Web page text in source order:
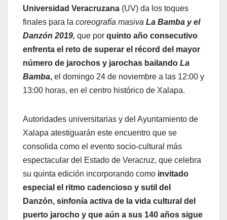
Universidad Veracruzana (UV) da los toques
finales para la coreografía masiva La Bamba y el
Danzón 2019, que por quinto año consecutivo
enfrenta el reto de superar el récord del mayor
número de jarochos y jarochas bailando La
Bamba, el domingo 24 de noviembre a las 12:00 y
13:00 horas, en el centro histórico de Xalapa.
Autoridades universitarias y del Ayuntamiento de
Xalapa atestiguarán este encuentro que se
consolida como el evento socio-cultural más
espectacular del Estado de Veracruz, que celebra
su quinta edición incorporando como invitado
especial el ritmo cadencioso y sutil del
Danzón, sinfonía activa de la vida cultural del
puerto jarocho y que aún a sus 140 años sigue